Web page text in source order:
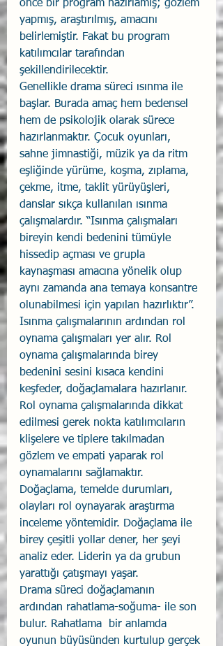
önce bir program hazırlamış; gözlem
yapmış, araştırılmış, amacını
belirlemiştir. Fakat bu program
katılımcılar tarafından
şekillendirilecektir.
Genellikle drama süreci ısınma ile
başlar. Burada amaç hem bedensel
hem de psikolojik olarak sürece
hazırlanmaktır. Çocuk oyunları,
sahne jimnastiği, müzik ya da ritm
eşliğinde yürüme, koşma, zıplama,
çekme, itme, taklit yürüyüşleri,
danslar sıkça kullanılan ısınma
çalışmalardır. “Isınma çalışmaları
bireyin kendi bedenini tümüyle
hissedip açması ve grupla
kaynaşması amacına yönelik olup
aynı zamanda ana temaya konsantre
olunabilmesi için yapılan hazırlıktır”.
Isınma çalışmalarının ardından rol
oynama çalışmaları yer alır. Rol
oynama çalışmalarında birey
bedenini sesini kısaca kendini
keşfeder, doğaçlamalara hazırlanır.
Rol oynama çalışmalarında dikkat
edilmesi gerek nokta katılımcıların
klişelere ve tiplere takılmadan
gözlem ve empati yaparak rol
oynamalarını sağlamaktır.
Doğaçlama, temelde durumları,
olayları rol oynayarak araştırma
inceleme yöntemidir. Doğaçlama ile
birey çeşitli yollar dener, her şeyi
analiz eder. Liderin ya da grubun
yarattığı çatışmayı yaşar.
Drama süreci doğaçlamanın
ardından rahatlama-soğuma- ile son
bulur. Rahatlama  bir anlamda
oyunun büyüsünden kurtulup gerçek